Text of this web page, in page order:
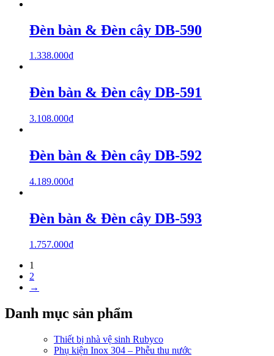
Đèn bàn & Đèn cây DB-590
1.338.000₫
Đèn bàn & Đèn cây DB-591
3.108.000₫
Đèn bàn & Đèn cây DB-592
4.189.000₫
Đèn bàn & Đèn cây DB-593
1.757.000₫
1
2
→
Danh mục sản phẩm
Thiết bị nhà vệ sinh Rubyco
Phụ kiện Inox 304 – Phễu thu nước